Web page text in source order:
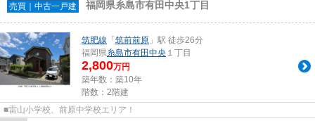
売買｜中古一戸建 福岡県糸島市有田中央1丁目
筑肥線 「 筑前前原 」駅 徒歩26分
福岡県糸島市有田中央 １丁目
2,800万円
築年数：築10年
階数：2階建
■雷山小学校、前原中学校エリア！